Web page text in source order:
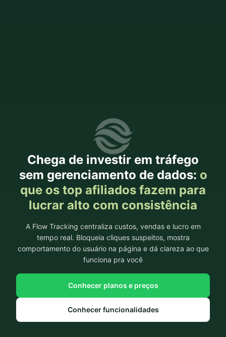
Chega de investir em tráfego
sem gerenciamento de dados: o
que os top afiliados fazem para
lucrar alto com consistência
A Flow Tracking centraliza custos, vendas e lucro em
tempo real. Bloqueia cliques suspeitos, mostra
comportamento do usuário na página e dá clareza ao que
funciona pra você
Conhecer planos e preços
Conhecer funcionalidades